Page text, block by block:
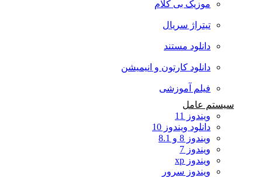
موزیک بی کلام
تیتراژ سریال
دانلود مستند
دانلود کارتون و انیمیشن
فیلم آموزشی
سیستم عامل
ویندوز 11
دانلود ویندوز 10
ویندوز 8 و 8.1
ویندوز 7
ویندوز xp
ویندوز سرور